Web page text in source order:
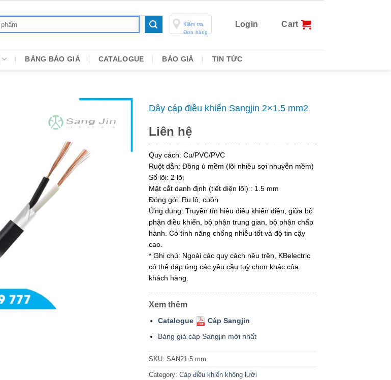
Kiểm tra
Đơn hàng
Login Cart
BẢNG BÁO GIÁ CATALOGUE BÁO GIÁ TIN TỨC
Dây cáp điều khiển Sangjin 2×1.5 mm2
Liên hệ
Quy cách: Cu/PVC/PVC
Ruột dẫn: Đồng ủ mềm (lõi nhiều sợi nhuyễn mềm)
Số lõi: 2 lõi
Mặt cắt danh định (tiết diện lõi) : 1.5 mm
Đóng gói: Ru lô, cuộn
Ứng dụng: Truyền tín hiệu điều khiển điện, giữa bộ
phận điều khiển, bộ phận trung gian, bộ phận chấp
hành. Có tính năng chống nhiễu tốt và độ tin cậy
cao.
* Ghi chú: Ngoài các quy cách nêu trên, KBelectric
có thể đáp ứng các yêu cầu tuỳ chọn khác của
khách hàng.
Xem thêm
Catalogue
Cáp Sangjin
Bảng giá cáp Sangjin mới nhất
SKU: SAN21.5 mm
Category: Cáp điều khiển không lưới